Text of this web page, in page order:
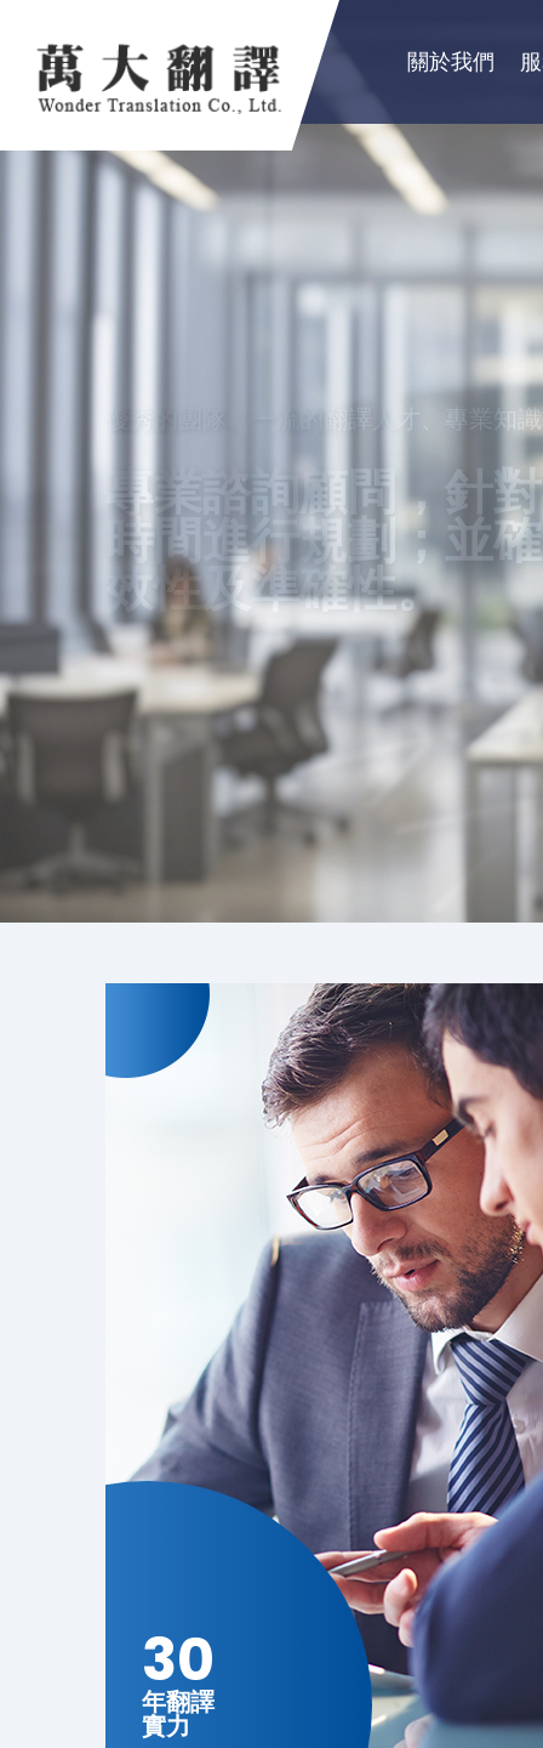
關於我們
優秀的團隊、一流的翻譯人才、專業知
專業諮詢顧問，針
時間進行規劃；並
效性及準確性。
卓越品質服務顧客，創造出翻譯真實價
精益求精，配合市
的服務理念，以真
的服務品質回饋更
秉持成功的企業要領，永續經營
良好的服務及翻譯
公、民營機構、工
可
30
年翻譯
實力